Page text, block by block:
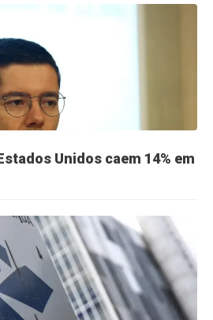
Unidos caem 14% em